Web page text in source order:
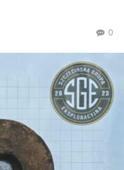
0